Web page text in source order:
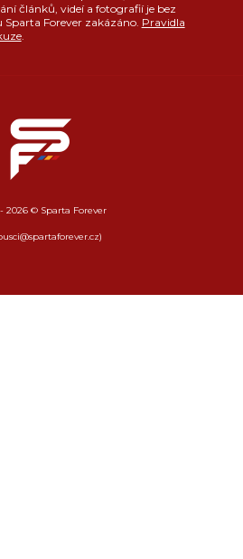
článků, videí a fotografií je bez
Sparta Forever zakázáno. Pravidla
.
2026 © Sparta Forever